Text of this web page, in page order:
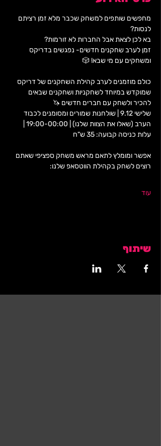
מחפשים שותפים למשחק שכבר מלא זמן רציתם
לנסות?
בא לכן לצאת אבל החברות לא זורמות?
זמן לערב שחקנים חדשים- נפגשים בדריקס
ומשחקים עם מי שבא! 🎲
כולם מוזמנים לערב קהילת השחקנים של דריקס
שמוקדש במיוחד לשחקניות ושחקנים שבאים
להכיר ולשחק עם חברים חדשים 🦄
שלישי 9.12 | שולחנות שמורים ומסומנים לכבוד
עלות כניסה קבועה: 35 ש"ח
אפשר ומומלץ לתאם מראש משחק ספציפי שאתם
רוצים לשחק בקהילת הווטסאפ שלנו:
עוד
שיתוף